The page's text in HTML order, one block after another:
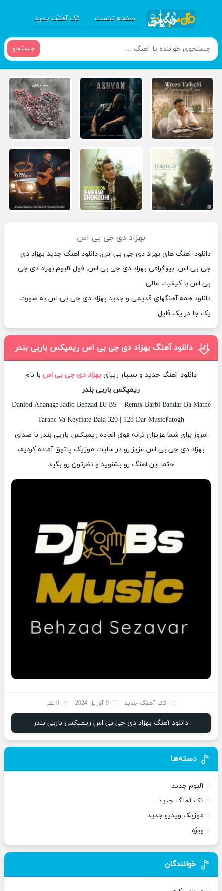
صفحه نخست تک آهنگ جدید
جستجو
بهزاد دی جی بی اس
دانلود آهنگ های بهزاد دی جی بی اس, دانلود اهنگ جدید بهزاد دی
جی بی اس, بیوگرافی بهزاد دی جی بی اس, فول آلبوم بهزاد دی جی
بی اس با کیفیت عالی
دانلود همه آهنگهای قدیمی و جدید بهزاد دی جی بی اس به صورت
یک جا در یک فایل
دانلود آهنگ بهزاد دی جی بی اس ریمیکس باربی بندر
دانلود آهنگ جدید و بسیار زیبای بهزاد دی جی بی اس با نام
ریمیکس باربی بندر
Danlod Ahanage Jadid Behzad DJ BS – Remix Barbi Bandar Ba Matne
Tarane Va Keyfiate Bala 320 | 128 Dar MusicPatogh
امروز برای شما عزیزان ترانه فوق العاده ریمیکس باربی بندر با صدای
بهزاد دی جی بی اس عزیز رو در سایت موزیک پاتوق آماده کردیم،
حتما این اهنگ رو بشنوید و نظرتون رو بگید
تک آهنگ جدید 9 آوریل 2024 0 نظر
دانلود آهنگ بهزاد دی جی بی اس ریمیکس باربی بندر
دسته‌ها
آلبوم جدید
تک آهنگ جدید
موزیک ویدیو جدید
ویژه
خوانندگان